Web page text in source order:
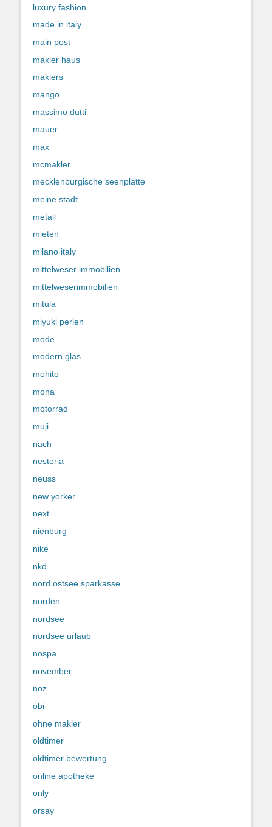
luxury fashion
made in italy
main post
makler haus
maklers
mango
massimo dutti
mauer
max
mcmakler
mecklenburgische seenplatte
meine stadt
metall
mieten
milano italy
mittelweser immobilien
mittelweserimmobilien
mitula
miyuki perlen
mode
modern glas
mohito
mona
motorrad
muji
nach
nestoria
neuss
new yorker
next
nienburg
nike
nkd
nord ostsee sparkasse
norden
nordsee
nordsee urlaub
nospa
november
noz
obi
ohne makler
oldtimer
oldtimer bewertung
online apotheke
only
orsay